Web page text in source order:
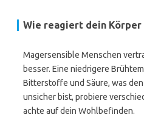
Wie reagiert dein Körper
Magersensible Menschen
besser. Eine niedrigere
Bitterstoffe und Säure, was
unsicher bist, probiere
achte auf dein Wohlbefinden.